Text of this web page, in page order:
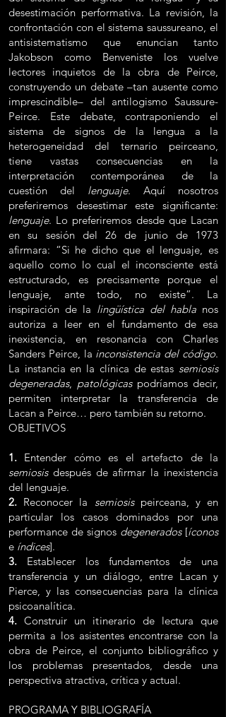
desestimación performativa. La revisión, la
confrontación con el sistema saussureano, el
antisistematismo que enuncian tanto
Jakobson como Benveniste los vuelve
lectores inquietos de la obra de Peirce,
construyendo un debate –tan ausente como
imprescindible– del antilogismo Saussure-
Peirce. Este debate, contraponiendo el
sistema de signos de la lengua a la
heterogeneidad del ternario peirceano,
tiene vastas consecuencias en la
interpretación contemporánea de la
cuestión del lenguaje. Aquí nosotros
preferiremos desestimar este significante:
lenguaje. Lo preferiremos desde que Lacan
en su sesión del 26 de junio de 1973
afirmara: “Si he dicho que el lenguaje, es
aquello como lo cual el inconsciente está
estructurado, es precisamente porque el
lenguaje, ante todo, no existe”. La
inspiración de la lingüística del habla nos
autoriza a leer en el fundamento de esa
inexistencia, en resonancia con Charles
Sanders Peirce, la inconsistencia del código.
La instancia en la clínica de estas semiosis
degeneradas, patológicas podríamos decir,
permiten interpretar la transferencia de
Lacan a Peirce… pero también su retorno.
OBJETIVOS
1. Entender cómo es el artefacto de la
semiosis después de afirmar la inexistencia
del lenguaje.
2. Reconocer la semiosis peirceana, y en
particular los casos dominados por una
performance de signos degenerados [íconos
e índices].
3. Establecer los fundamentos de una
transferencia y un diálogo, entre Lacan y
Pierce, y las consecuencias para la clínica
psicoanalítica.
4. Construir un itinerario de lectura que
permita a los asistentes encontrarse con la
obra de Peirce, el conjunto bibliográfico y
los problemas presentados, desde una
perspectiva atractiva, crítica y actual.
PROGRAMA Y BIBLIOGRAFÍA